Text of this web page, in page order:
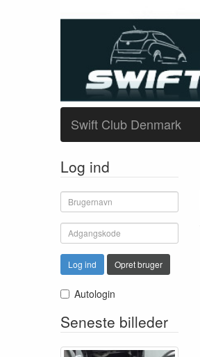
Swift Club Denmark
Log ind
Log ind Opret bruger
Autologin
Seneste billeder